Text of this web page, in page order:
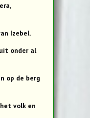
Izebel.
onder al
op de berg
volk en